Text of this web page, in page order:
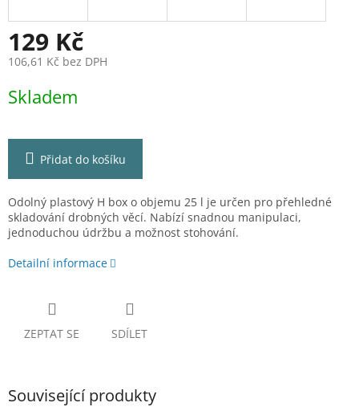
129 Kč
106,61 Kč bez DPH
cena:
Skladem
Přidat do košíku
Odolný plastový H box o objemu 25 l je určen pro přehledné
skladování drobných věcí. Nabízí snadnou manipulaci,
jednoduchou údržbu a možnost stohování.
Detailní informace
ZEPTAT SE SDÍLET
Související produkty